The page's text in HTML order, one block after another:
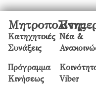
Μητροπολίτης
Κατηχητικές
Συνάξεις
Πρόγραμμα
Κινήσεως
Νέα &
Viber